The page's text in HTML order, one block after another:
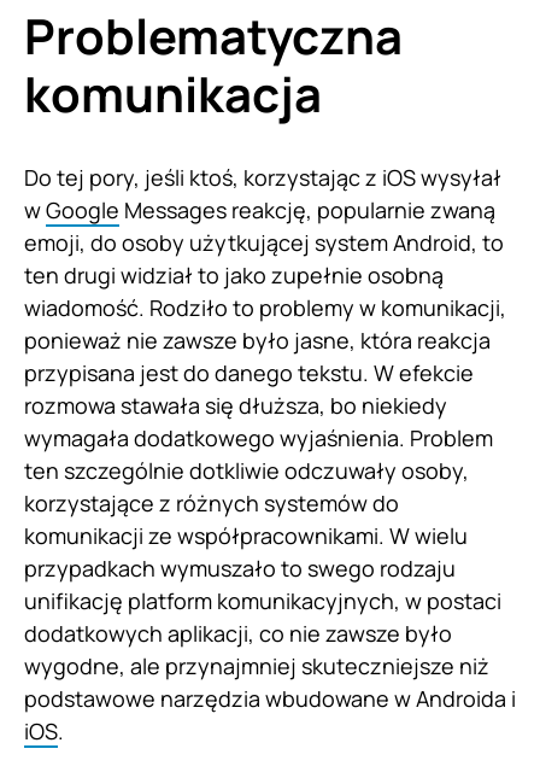
Problematyczna
komunikacja
Do tej pory, jeśli ktoś, korzystając z iOS wysyłał
wGoogle Messages reakcję, popularnie zwaną
emoji, do osoby użytkującej system Android, to
ten drugi widział to jako zupełnie osobną
wiadomość. Rodziło to problemy w komunikacji,
ponieważ nie zawsze było jasne, która reakcja
przypisana jest do danego tekstu. W efekcie
rozmowa stawała się dłuższa, bo niekiedy
wymagała dodatkowego wyjaśnienia. Problem
ten szczególnie dotkliwie odczuwały osoby,
korzystające z różnych systemów do
komunikacji ze współpracownikami. W wielu
przypadkach wymuszało to swego rodzaju
unifikację platform komunikacyjnych, w postaci
dodatkowych aplikacji, co nie zawsze było
wygodne, ale przynajmniej skuteczniejsze niż
podstawowe narzędzia wbudowane w Androida i
iOS.